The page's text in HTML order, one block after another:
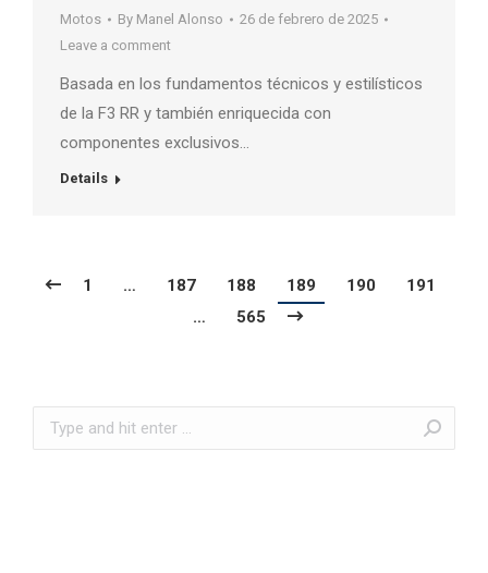
Motos By Manel Alonso
26 de febrero de 2025
Leave a comment
Basada en los fundamentos técnicos y estilísticos
de la F3 RR y también enriquecida con
componentes exclusivos…
Details
1 … 187 188 189 190
191
…
565
Search: